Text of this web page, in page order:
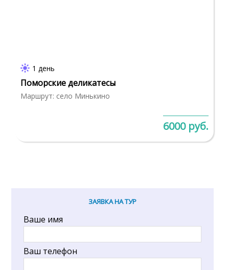
1 день
Поморские деликатесы
Маршрут: село Минькино
6000 руб.
ЗАЯВКА НА ТУР
Ваше имя
Ваш телефон